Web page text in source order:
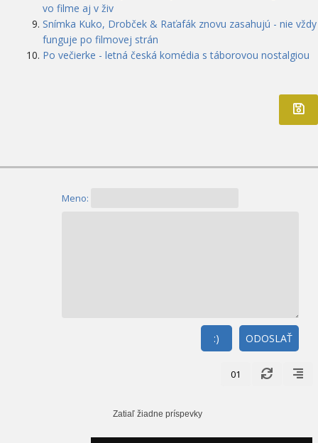
vo filme aj v živ
Snímka Kuko, Drobček & Raťafák znovu zasahujú - nie vždy
funguje po filmovej strán
Po večierke - letná česká komédia s táborovou nostalgiou
Meno:
ODOSLAŤ
:)
01
Zatiaľ žiadne príspevky